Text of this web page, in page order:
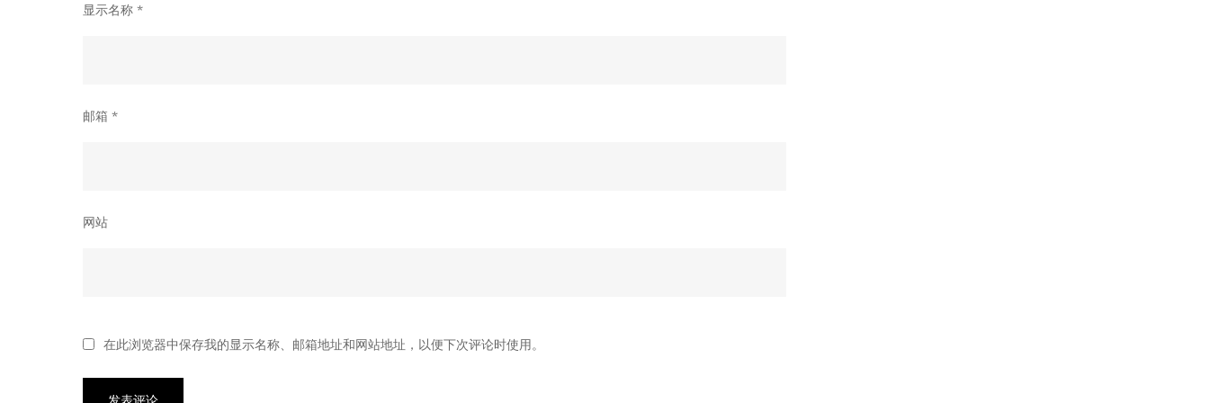
显示名称 *
邮箱 *
网站
在此浏览器中保存我的显示名称、邮箱地址和网站地址，以便下次评论时使用。